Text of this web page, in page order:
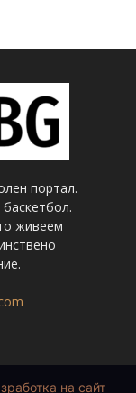
портал.
живеем
на сайт